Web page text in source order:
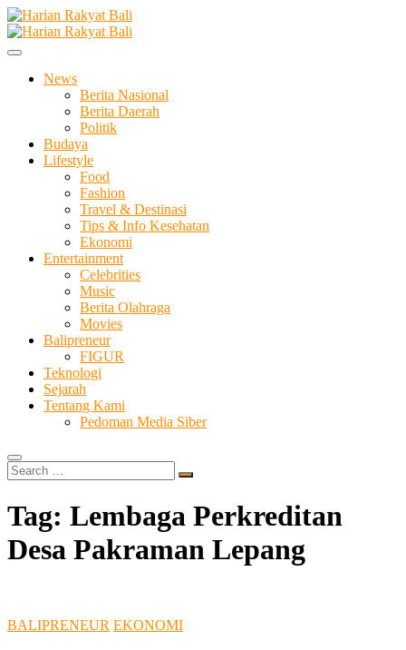
Skip
to
content
Harian Rakyat Bali
Membangun Semangat Kehidupan dan Berbangsa
News
Berita Nasional
Berita Daerah
Politik
Budaya
Lifestyle
Food
Fashion
Travel & Destinasi
Tips & Info Kesehatan
Ekonomi
Entertainment
Celebrities
Music
Berita Olahraga
Movies
Balipreneur
FIGUR
Teknologi
Sejarah
Tentang Kami
Pedoman Media Siber
Search
…
Tag: Lembaga Perkreditan
Desa Pakraman Lepang
BALIPRENEUR EKONOMI